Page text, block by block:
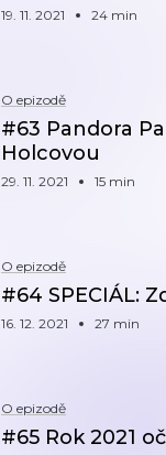
19. 11. 2021 24 min
O epizodě
#63 Pandora
Holcovou
29. 11. 2021 15 min
O epizodě
#64 SPECIÁL:
16. 12. 2021 27 min
O epizodě
#65 Rok 2021